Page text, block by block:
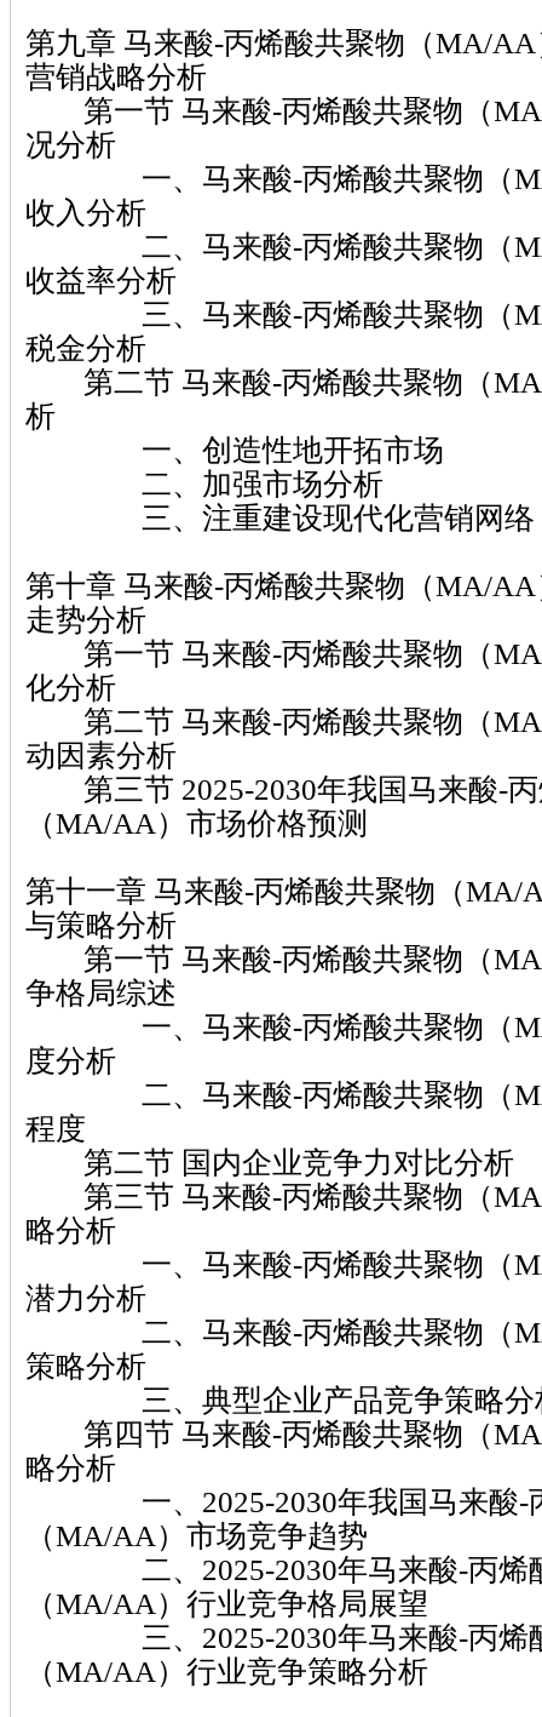
第九章 马来酸-丙烯酸共聚物（MA/
营销战略分析
第一节 马来酸-丙烯酸共聚物（
况分析
一、马来酸-丙烯酸共聚物（
收入分析
二、马来酸-丙烯酸共聚物（
收益率分析
三、马来酸-丙烯酸共聚物（
税金分析
第二节 马来酸-丙烯酸共聚物（
析
一、创造性地开拓市场
二、加强市场分析
三、注重建设现代化营销网络
第十章 马来酸-丙烯酸共聚物（MA/
走势分析
第一节 马来酸-丙烯酸共聚物（
化分析
第二节 马来酸-丙烯酸共聚物（
动因素分析
第三节 2025-2030年我国马来酸-丙
（MA/AA）市场价格预测
第十一章 马来酸-丙烯酸共聚物（MA/
与策略分析
第一节 马来酸-丙烯酸共聚物（
争格局综述
一、马来酸-丙烯酸共聚物（
度分析
二、马来酸-丙烯酸共聚物（
程度
第二节 国内企业竞争力对比分析
第三节 马来酸-丙烯酸共聚物（
略分析
一、马来酸-丙烯酸共聚物（
潜力分析
二、马来酸-丙烯酸共聚物（
策略分析
三、典型企业产品竞争策略分
第四节 马来酸-丙烯酸共聚物（
略分析
一、2025-2030年我国马来酸-
（MA/AA）市场竞争趋势
二、2025-2030年马来酸-丙烯
（MA/AA）行业竞争格局展望
三、2025-2030年马来酸-丙烯
（MA/AA）行业竞争策略分析